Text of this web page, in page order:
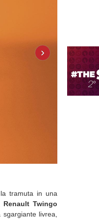
›
tramuta in una
Renault Twingo
livrea,